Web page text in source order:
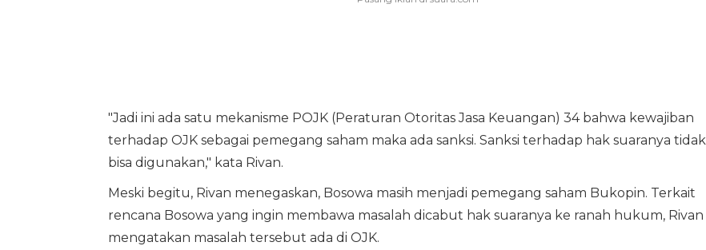
"Jadi ini ada satu mekanisme POJK (Peraturan Otoritas Jasa Keuangan) 34 bahwa kewajiban
terhadap OJK sebagai pemegang saham maka ada sanksi. Sanksi terhadap hak suaranya tidak
bisa digunakan," kata Rivan.
Meski begitu, Rivan menegaskan, Bosowa masih menjadi pemegang saham Bukopin. Terkait
rencana Bosowa yang ingin membawa masalah dicabut hak suaranya ke ranah hukum, Rivan
mengatakan masalah tersebut ada di OJK.